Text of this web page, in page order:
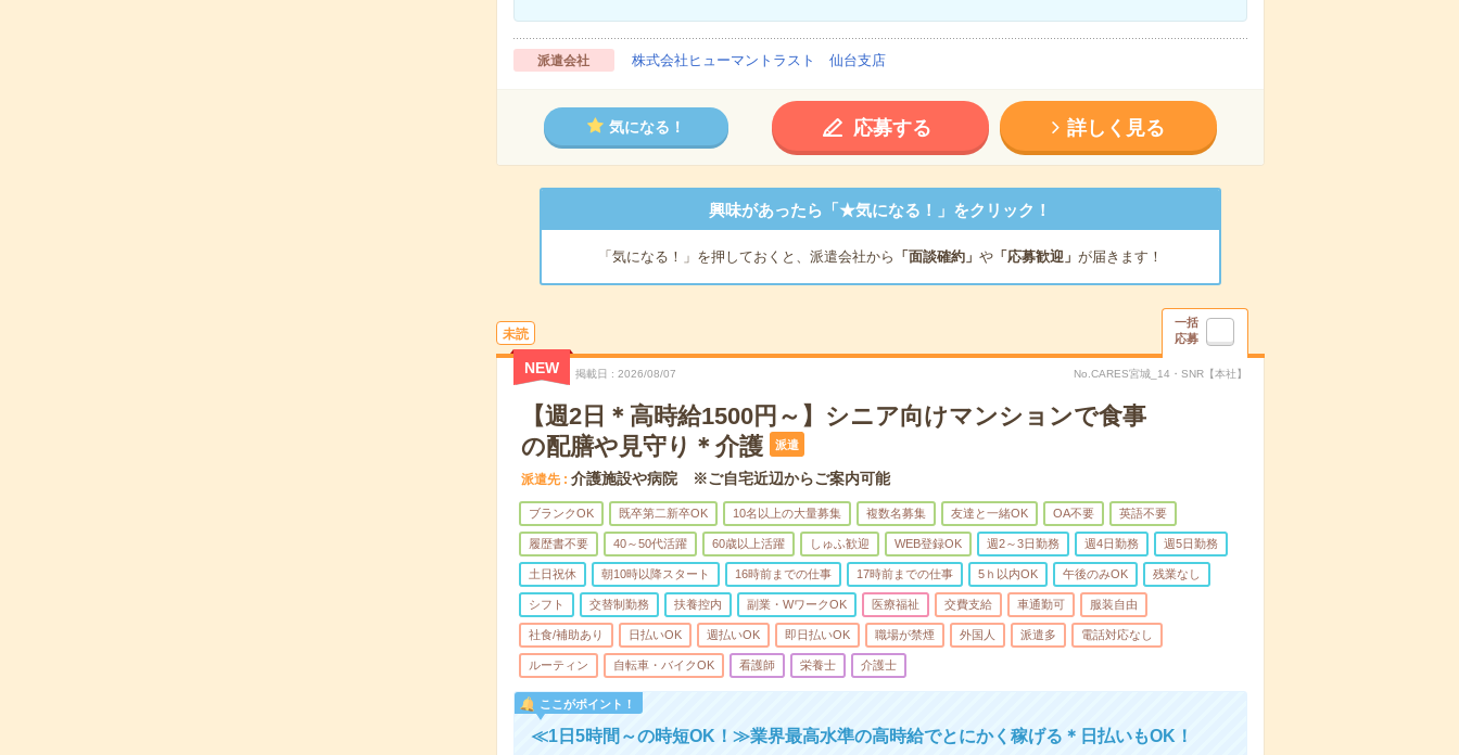
派遣会社 株式会社ヒューマントラスト 仙台支店
気になる！ 応募する 詳しく見る
興味があったら「★気になる！」をクリック！
「気になる！」を押しておくと、派遣会社から 「面談確約」 や「応募歓迎」 が届きます！
未読
一括
応募
NEW 掲載日 2026/08/07 No.CARES宮城_14・SNR【本社】
【週2日＊高時給1500円～】シニア向けマンションで食事
の配膳や見守り＊介護
派遣
派遣先 介護施設や病院 ※ご自宅近辺からご案内可能
ブランクOK 既卒第二新卒OK 10名以上の大量募集 複数名募集 友達と一緒OK OA不要 英語不要
履歴書不要 40～50代活躍 60歳以上活躍 しゅふ歓迎 WEB登録OK 週2～3日勤務 週4日勤務 週5日勤務
土日祝休 朝10時以降スタート 16時前までの仕事 17時前までの仕事 5ｈ以内OK 午後のみOK 残業なし
シフト 交替制勤務 扶養控内 副業・WワークOK 医療福祉 交費支給 車通勤可 服装自由
社食/補助あり 日払いOK 週払いOK 即日払いOK 職場が禁煙 外国人 派遣多 電話対応なし
ルーティン 自転車・バイクOK 看護師 栄養士 介護士
ここがポイント！
≪1日5時間～の時短OK！≫業界最高水準の高時給でとにかく稼げる＊日払いもOK！